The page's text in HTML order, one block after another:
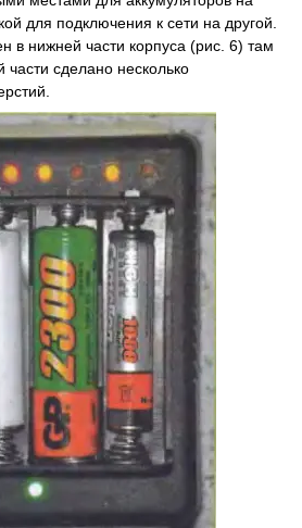
для подключения к сети на другой.
в нижней части корпуса (рис. 6) там
части сделано несколько